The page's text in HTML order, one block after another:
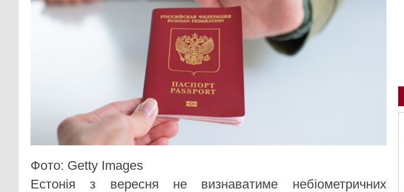
Фото: Getty Images
Естонія з вересня не визнаватиме небіометричних